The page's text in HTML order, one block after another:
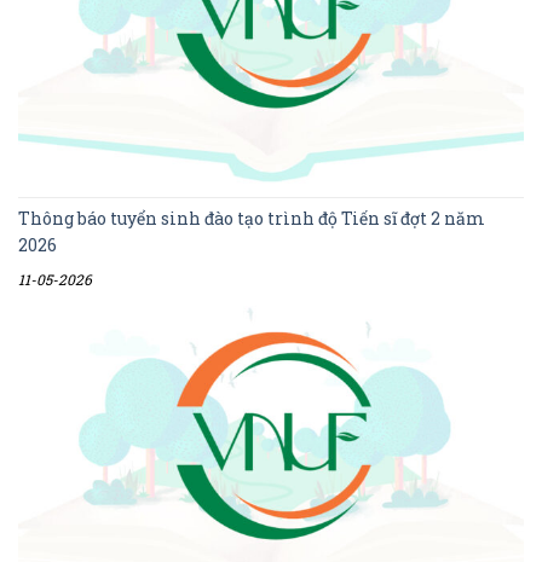
Thông báo tuyển sinh đào tạo trình độ Tiến sĩ đợt 2 năm
2026
11-05-2026